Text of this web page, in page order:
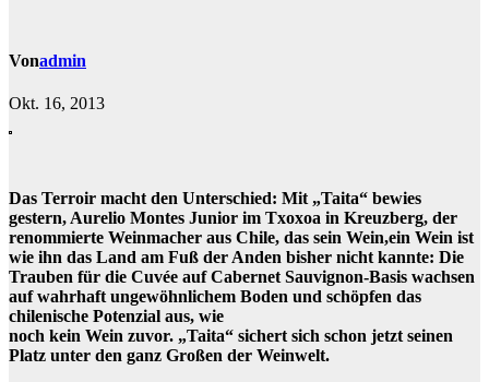
Vonadmin
Okt. 16, 2013
Das Terroir macht den Unterschied: Mit „Taita“ bewies
gestern, Aurelio Montes Junior im Txoxoa in Kreuzberg, der
renommierte Weinmacher aus Chile, das sein Wein,ein Wein ist
wie ihn das Land am Fuß der Anden bisher nicht kannte: Die
Trauben für die Cuvée auf Cabernet Sauvignon-Basis wachsen
auf wahrhaft ungewöhnlichem Boden und schöpfen das
chilenische Potenzial aus, wie
noch kein Wein zuvor. „Taita“ sichert sich schon jetzt seinen
Platz unter den ganz Großen der Weinwelt.